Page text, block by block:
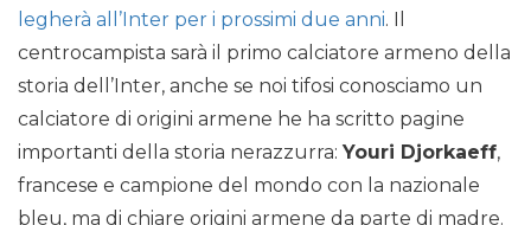
legherà all’Inter per i prossimi due anni. Il
centrocampista sarà il primo calciatore armeno della
storia dell’Inter, anche se noi tifosi conosciamo un
calciatore di origini armene he ha scritto pagine
importanti della storia nerazzurra: Youri Djorkaeff,
francese e campione del mondo con la nazionale
bleu, ma di chiare origini armene da parte di madre.